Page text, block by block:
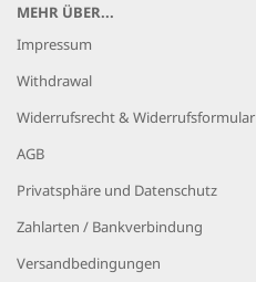
MEHR ÜBER...
Impressum
Withdrawal
Widerrufsrecht & Widerrufsformular
AGB
Privatsphäre und Datenschutz
Zahlarten / Bankverbindung
Versandbedingungen